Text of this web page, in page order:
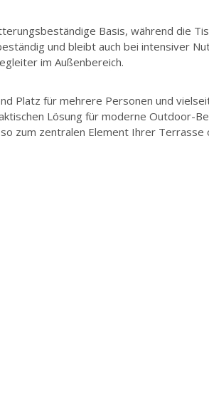
Basis, während die
und bleibt auch bei intensiver
im Außenbereich.
Platz für mehrere Personen und
Lösung für moderne Outdoor-
zum zentralen Element Ihrer Terrasse